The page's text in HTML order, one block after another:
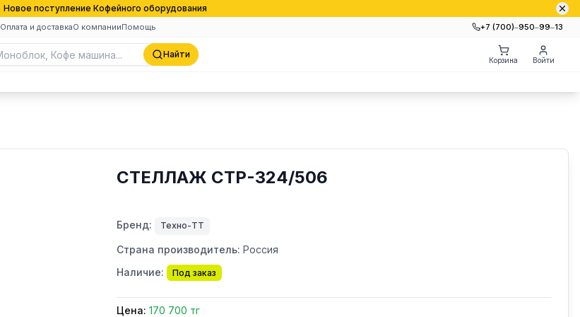
Новое поступление Кофейного оборудования
Оплата и доставкаО компанииПомощь +7 (700)‒950‒99‒13
Найти
Корзина Войти
СТЕЛЛАЖ СТР-324/506
Бренд: Техно-ТТ
Страна производитель: Россия
Наличие:
Под заказ
Цена: 170 700 тг